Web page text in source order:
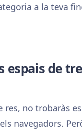
a la teva
espais de
res, no trobaràs
navegadors.